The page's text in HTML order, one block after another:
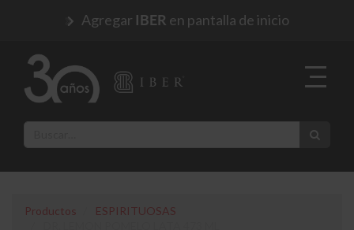
Agregar IBER en pantalla de inicio
Productos
ESPIRITUOSAS